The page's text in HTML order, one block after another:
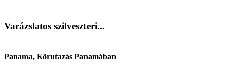
Varázslatos szilveszteri...
Panama, Körutazás Panamában